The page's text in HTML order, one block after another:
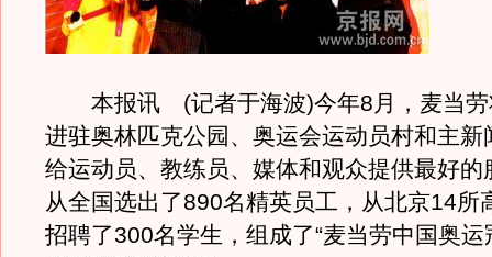
本报讯 (记者于海波)今年8月，麦当劳
进驻奥林匹克公园、奥运会运动员村和主新
给运动员、教练员、媒体和观众提供最好的
从全国选出了890名精英员工，从北京14所
招聘了300名学生，组成了“麦当劳中国奥运